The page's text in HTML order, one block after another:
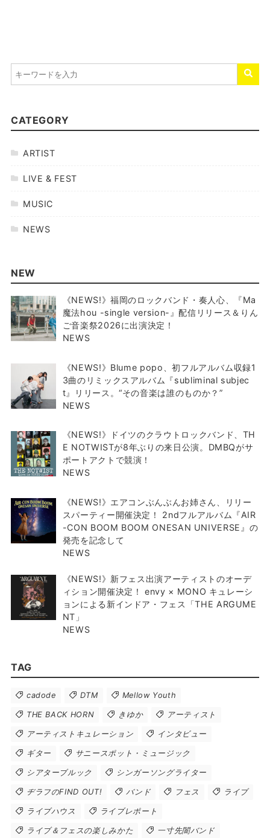
CATEGORY
ARTIST
LIVE & FEST
MUSIC
NEWS
NEW
《NEWS!》福岡のロックバンド・奏人心、『Ma
魔法hou -single version-』配信リリース＆りん
ご音楽祭2026に出演決定！
NEWS
《NEWS!》Blume popo、初フルアルバム収録1
3曲のリミックスアルバム『subliminal subjec
t』リリース。“その音楽は誰のものか？”
NEWS
《NEWS!》ドイツのクラウトロックバンド、TH
E NOTWISTが8年ぶりの来日公演。DMBQがサ
ポートアクトで競演！
NEWS
《NEWS!》エアコンぶんぶんお姉さん、リリー
スパーティー開催決定！ 2ndフルアルバム『AIR
-CON BOOM BOOM ONESAN UNIVERSE』の
発売を記念して
NEWS
《NEWS!》新フェス出演アーティストのオーデ
ィション開催決定！ envy × MONO キュレーシ
ョンによる新インドア・フェス「THE ARGUME
NT」
NEWS
TAG
cadode DTM Mellow Youth
THE BACK HORN きゆか アーティスト
アーティストキュレーション インタビュー
ギター サニースポット・ミュージック
シアターブルック シンガーソングライター
ヂラフのFIND OUT! バンド フェス ライブ
ライブハウス ライブレポート
ライブ＆フェスの楽しみかた 一寸先闇バンド